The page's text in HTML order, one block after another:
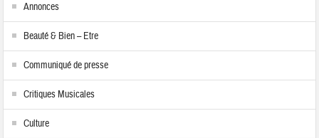
Annonces
Beauté & Bien – Etre
Communiqué de presse
Critiques Musicales
Culture